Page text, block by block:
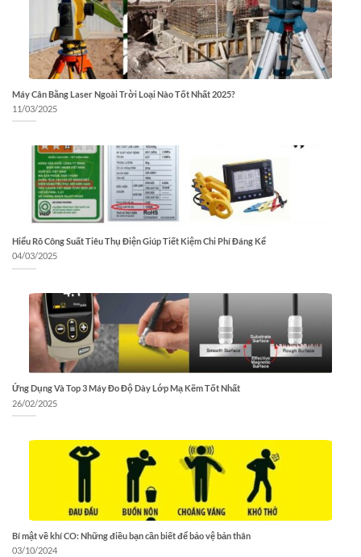
Máy Cân Bằng Laser Ngoài Trời Loại Nào Tốt Nhất 2025?
11/03/2025
Hiểu Rõ Công Suất Tiêu Thụ Điện Giúp Tiết Kiệm Chi Phí Đáng Kể
04/03/2025
Ứng Dụng Và Top 3 Máy Đo Độ Dày Lớp Mạ Kẽm Tốt Nhất
26/02/2025
Bí mật về khí CO: Những điều bạn cần biết để bảo vệ bản thân
03/10/2024